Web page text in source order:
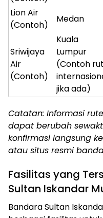
Lion Air
(Contoh)
Medan
Sriwijaya
Air
(Contoh)
Kuala
Lumpur
(Contoh
jika ada)
Catatan: Informasi
dapat berubah
konfirmasi langsung
atau situs resmi
Fasilitas yang
Sultan Iskandar
Bandara Sultan